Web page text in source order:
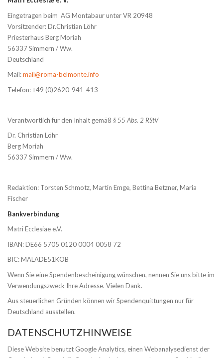
Eingetragen beim AG Montabaur unter VR 20948
Vorsitzender: Dr.Christian Löhr
Priesterhaus Berg Moriah
56337 Simmern / Ww.
Deutschland
Mail:mail@roma-belmonte.info
Telefon: +49 (0)2620-941-413
Verantwortlich für den Inhalt gemäß § 55 Abs. 2 RStV
Dr. Christian Löhr
Berg Moriah
56337 Simmern / Ww.
Redaktion: Torsten Schmotz, Martin Emge, Bettina Betzner, Maria
Fischer
Bankverbindung
Matri Ecclesiae e.V.
IBAN: DE66 5705 0120 0004 0058 72
BIC: MALADE51KOB
Wenn Sie eine Spendenbescheinigung wünschen, nennen Sie uns bitte im
Verwendungszweck Ihre Adresse. Vielen Dank.
Aus steuerlichen Gründen können wir Spendenquittungen nur für
Deutschland ausstellen.
DATENSCHUTZHINWEISE
Diese Website benutzt Google Analytics, einen Webanalysedienst der